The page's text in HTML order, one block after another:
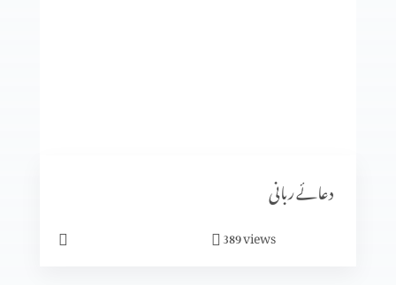
کرسمس کیوں ہے؟
دعائے ربانی
389views